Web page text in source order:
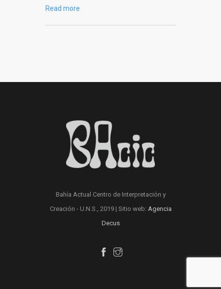
Read more
Bahía Actual Centro de Interpretación y
Creación - U.N.S., 2019 | Sitio web: Agencia
Decus